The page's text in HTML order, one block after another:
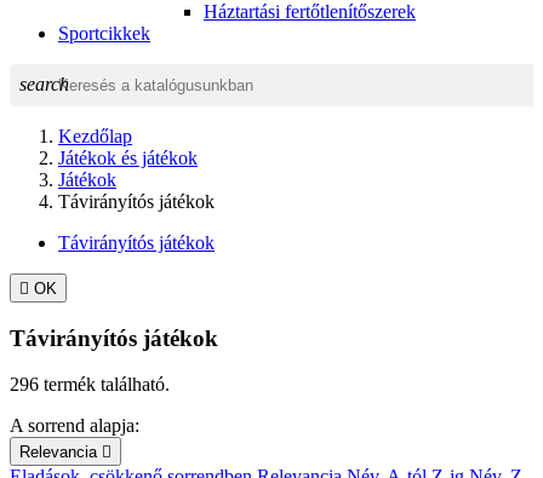
Háztartási fertőtlenítőszerek
Sportcikkek
search
Kezdőlap
Játékok és játékok
Játékok
Távirányítós játékok
Távirányítós játékok
 OK
Távirányítós játékok
296 termék található.
A sorrend alapja:
Relevancia 